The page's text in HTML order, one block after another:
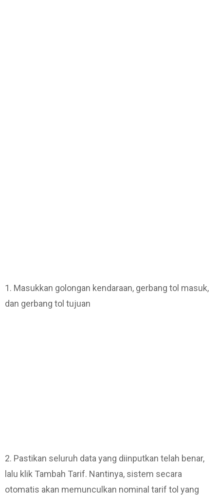
1. Masukkan golongan kendaraan, gerbang tol masuk,
dan gerbang tol tujuan
2. Pastikan seluruh data yang diinputkan telah benar,
lalu klik Tambah Tarif. Nantinya, sistem secara
otomatis akan memunculkan nominal tarif tol yang